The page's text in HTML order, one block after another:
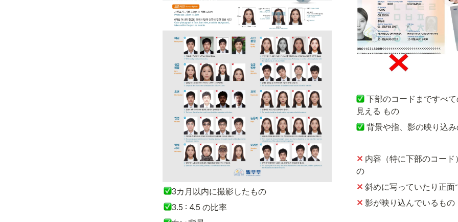
3カ月以内に撮影したもの
3.5 : 4.5 の比率
下部のコードまですべ
見える もの
背景や指、影の映り込
✕ 内容（特に下部のコード
の
✕ 斜めに写っていたり正面
✕ 影が映り込んでいるもの